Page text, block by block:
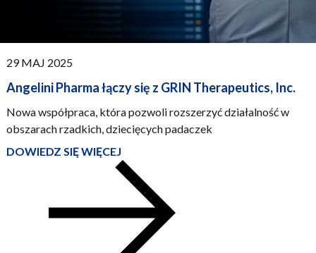
PUBBLICATO:
29 MAJ 2025
Angelini Pharma łączy się z GRIN Therapeutics, Inc.
Nowa współpraca, która pozwoli rozszerzyć działalność w
obszarach rzadkich, dziecięcych padaczek
DOWIEDZ SIĘ WIĘCEJ